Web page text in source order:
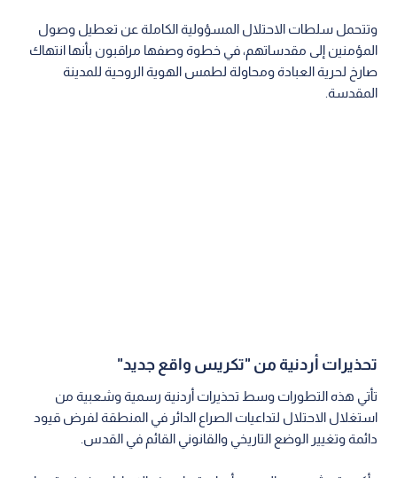
وتتحمل سلطات الاحتلال المسؤولية الكاملة عن تعطيل وصول
المؤمنين إلى مقدساتهم، في خطوة وصفها مراقبون بأنها انتهاك
صارخ لحرية العبادة ومحاولة لطمس الهوية الروحية للمدينة
المقدسة.
تحذيرات أردنية من "تكريس واقع جديد"
تأتي هذه التطورات وسط تحذيرات أردنية رسمية وشعبية من
استغلال الاحتلال لتداعيات الصراع الدائر في المنطقة لفرض قيود
دائمة وتغيير الوضع التاريخي والقانوني القائم في القدس.